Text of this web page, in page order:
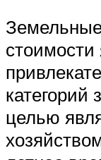
категорий
целью